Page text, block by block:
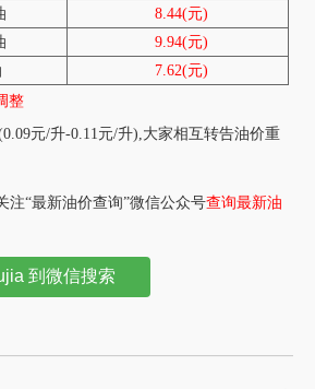
8.44(元)
9.94(元)
7.62(元)
整
元/升-0.11元/升),大家相互转告油价重
注“最新油价查询”微信公众号查询最新油
到微信搜索